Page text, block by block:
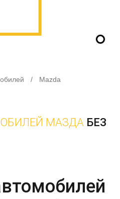
/ Mazda
МАЗДА БЕЗ